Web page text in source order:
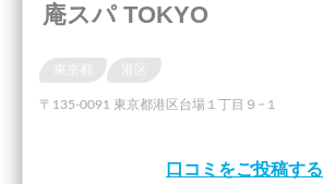
庵スパ TOKYO
東京都 港区
〒135-0091 東京都港区台場１丁目９−１
口コミをご投稿する